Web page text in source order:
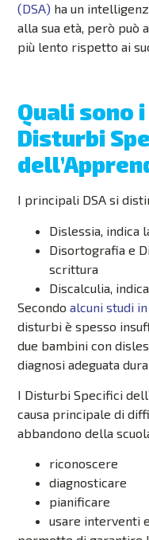
(DSA) ha un
alla sua età, però può
più lento rispetto ai
Quali sono
Disturbi
I principali DSA si
Dislessia, indica
Disortografia e
scrittura
Discalculia,
Secondoalcuni studi
disturbi è spesso
due bambini con
diagnosi adeguata
I Disturbi Specifici
causa principale di
abbandono della
riconoscere
diagnosticare
pianificare
usare interventi